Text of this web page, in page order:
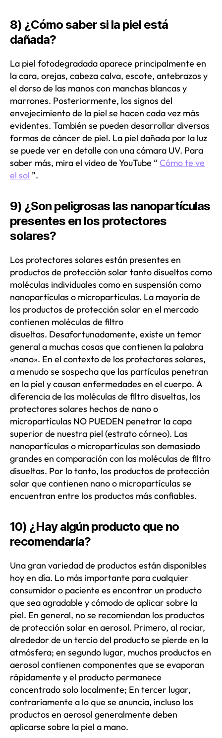
8) ¿Cómo saber si la piel está
dañada?
La piel fotodegradada aparece principalmente en
la cara, orejas, cabeza calva, escote, antebrazos y
el dorso de las manos con manchas blancas y
marrones. Posteriormente, los signos del
envejecimiento de la piel se hacen cada vez más
evidentes. También se pueden desarrollar diversas
formas de cáncer de piel. La piel dañada por la luz
se puede ver en detalle con una cámara UV. Para
saber más, mira el video de YouTube “ Cómo te ve
el sol ”.
9) ¿Son peligrosas las nanopartículas
presentes en los protectores
solares?
Los protectores solares están presentes en
productos de protección solar tanto disueltos como
moléculas individuales como en suspensión como
nanopartículas o micropartículas. La mayoría de
los productos de protección solar en el mercado
contienen moléculas de filtro
disueltas. Desafortunadamente, existe un temor
general a muchas cosas que contienen la palabra
«nano». En el contexto de los protectores solares,
a menudo se sospecha que las partículas penetran
en la piel y causan enfermedades en el cuerpo. A
diferencia de las moléculas de filtro disueltas, los
protectores solares hechos de nano o
micropartículas NO PUEDEN penetrar la capa
superior de nuestra piel (estrato córneo). Las
nanopartículas o micropartículas son demasiado
grandes en comparación con las moléculas de filtro
disueltas. Por lo tanto, los productos de protección
solar que contienen nano o micropartículas se
encuentran entre los productos más confiables.
10) ¿Hay algún producto que no
recomendaría?
Una gran variedad de productos están disponibles
hoy en día. Lo más importante para cualquier
consumidor o paciente es encontrar un producto
que sea agradable y cómodo de aplicar sobre la
piel. En general, no se recomiendan los productos
de protección solar en aerosol. Primero, al rociar,
alrededor de un tercio del producto se pierde en la
atmósfera; en segundo lugar, muchos productos en
aerosol contienen componentes que se evaporan
rápidamente y el producto permanece
concentrado solo localmente; En tercer lugar,
contrariamente a lo que se anuncia, incluso los
productos en aerosol generalmente deben
aplicarse sobre la piel a mano.